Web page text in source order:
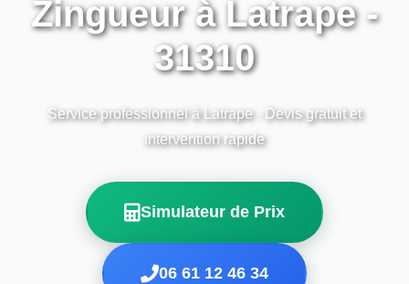
Zingueur à Latrape -
31310
Service professionnel à Latrape - Devis gratuit et
intervention rapide
Simulateur de Prix
06 61 12 46 34